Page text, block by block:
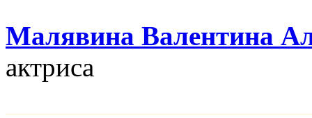
Малявина Валентина
актриса